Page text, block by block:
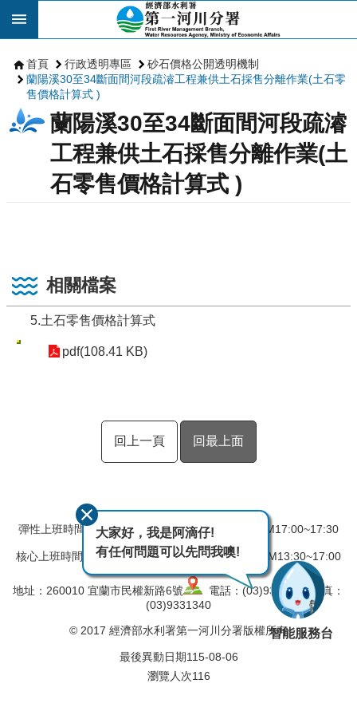
跳到主要內容區塊
首頁 行政透明專區
砂石價格公開透明機制
蘭陽溪30至34斷面間河段疏濬工程兼供土石採售分離作業(土石零
售價格計算式 )
蘭陽溪30至34斷面間河段疏濬
工程兼供土石採售分離作業(土
石零售價格計算式 )
相關檔案
5.土石零售價格計算式
pdf(108.41 KB)
回上一頁 回最上面
彈性上班時間：AM08:00~08:30 彈性下班時間：PM17:00~17:30
核心上班時間：星期一 ~ 星期五 AM08:30~12:30 PM13:30~17:00
地址：260010 宜蘭市民權新路6號
電話：(03)9324031 傳真：
(03)9331340
© 2017 經濟部水利署第一河川分署版權所有
最後異動日期115-08-06
瀏覽人次116
大家好，我是阿滴仔!
有任何問題可以先問我噢!
智能服務台